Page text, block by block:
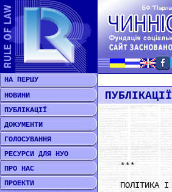
НА ПЕРШУ
НОВИНИ
ПУБЛІКАЦІЇ
ДОКУМЕНТИ
ГОЛОСУВАННЯ
РЕСУРСИ ДЛЯ НУО
ПРО НАС
ПРОЕКТИ
***
ПОЛІТИКА І